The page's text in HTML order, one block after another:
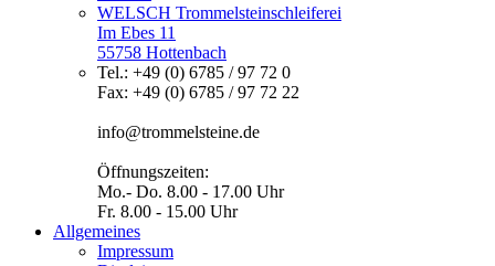
WELSCH Trommelsteinschleiferei
Im Ebes 11
55758 Hottenbach
Tel.: +49 (0) 6785 / 97 72 0
Fax: +49 (0) 6785 / 97 72 22
info@trommelsteine.de
Öffnungszeiten:
Mo.- Do. 8.00 - 17.00 Uhr
Fr. 8.00 - 15.00 Uhr
Allgemeines
Impressum